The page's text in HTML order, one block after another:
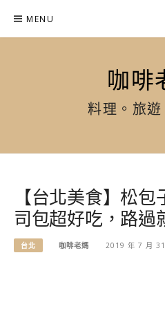
content
MENU
咖啡
料理。旅
【台北美食】松
司包超好吃，路過
台北 咖啡老媽 2019 年 7 月